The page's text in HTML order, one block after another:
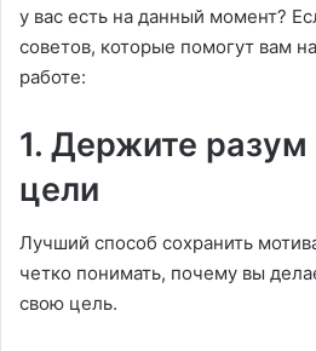
у вас есть на данный момент?
советов, которые помогут вам
работе:
1. Держите разум
цели
Лучший способ сохранить
четко понимать, почему вы
свою цель.